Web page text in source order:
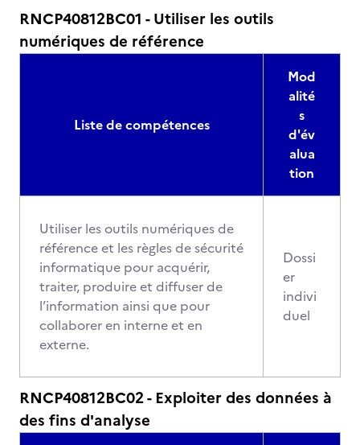
RNCP40812BC01 - Utiliser les outils
numériques de référence
Liste de compétences
Mod
alité
s
d'év
alua
tion
Utiliser les outils numériques de
référence et les règles de sécurité
informatique pour acquérir,
traiter, produire et diffuser de
l’information ainsi que pour
collaborer en interne et en
externe.
Dossi
er
indivi
duel
RNCP40812BC02 - Exploiter des données à
des fins d'analyse